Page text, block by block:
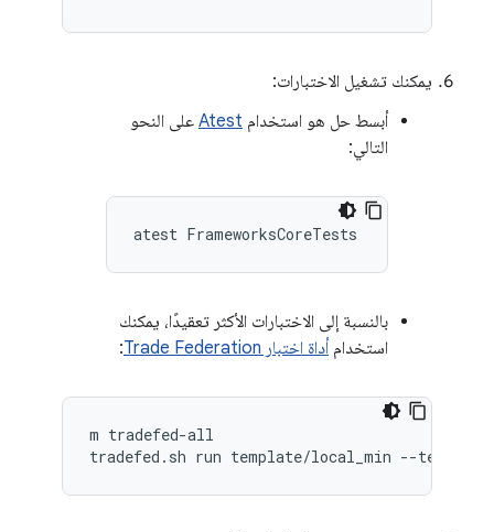
يمكنك تشغيل الاختبارات:
أبسط حل هو استخدام Atest على النحو
التالي:
بالنسبة إلى الاختبارات الأكثر تعقيدًا، يمكنك
استخدام أداة اختبار Trade Federation :
m tradefed-all